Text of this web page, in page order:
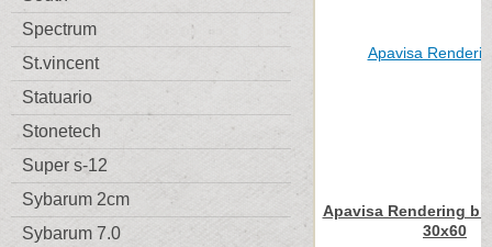
Spectrum
St.vincent
Statuario
Stonetech
Super s-12
Sybarum 2cm
Sybarum 7.0
Apavisa Rendering
30x60